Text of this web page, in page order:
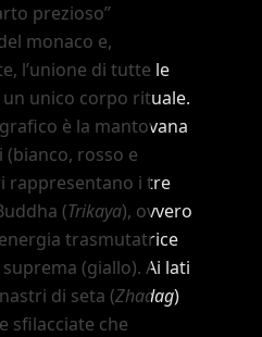
prezioso”
monaco e,
l’unione di tutte le
unico corpo rituale.
è la mantovana
rosso e
rappresentano i tre
(Trikaya), ovvero
trasmutatrice
(giallo). Ai lati
di seta (Zhadag)
sfilacciate che